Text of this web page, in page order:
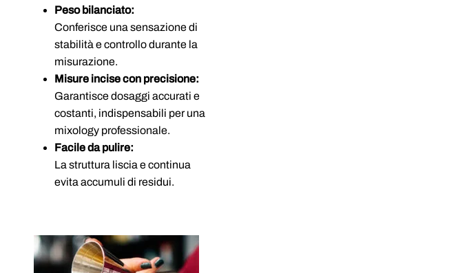
Peso bilanciato:
Conferisce una sensazione di
stabilità e controllo durante la
misurazione.
Misure incise con precisione:
Garantisce dosaggi accurati e
costanti, indispensabili per una
mixology professionale.
Facile da pulire:
La struttura liscia e continua
evita accumuli di residui.